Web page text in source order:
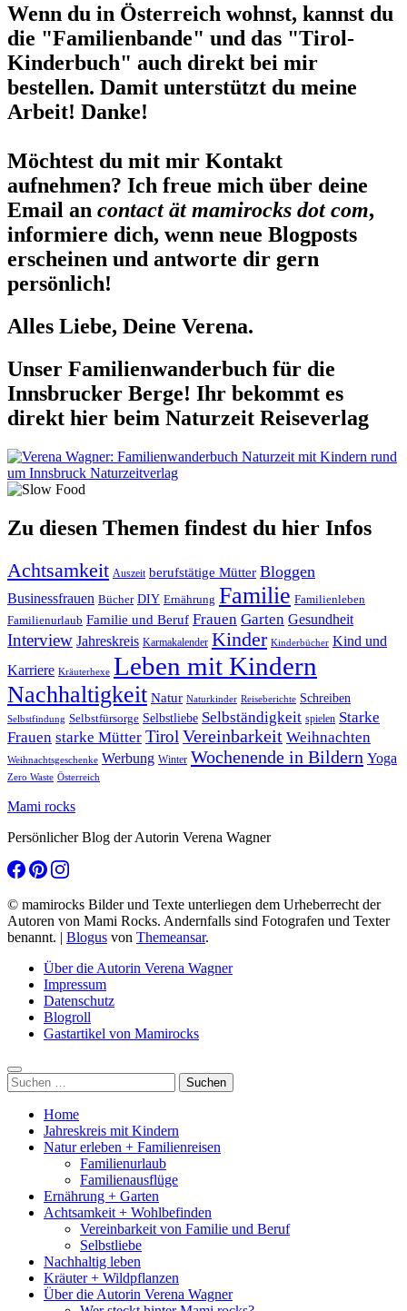
Wenn du in Österreich wohnst, kannst du
die "Familienbande" und das "Tirol-
Kinderbuch" auch direkt bei mir
bestellen. Damit unterstützt du meine
Arbeit! Danke!
Möchtest du mit mir Kontakt
aufnehmen? Ich freue mich über deine
Email an contact ät mamirocks dot com,
informiere dich, wenn neue Blogposts
erscheinen und antworte dir gern
persönlich!
Alles Liebe, Deine Verena.
Unser Familienwanderbuch für die
Innsbrucker Berge! Ihr bekommt es
direkt hier beim Naturzeit Reiseverlag
Zu diesen Themen findest du hier Infos
Achtsamkeit Auszeit berufstätige Mütter Bloggen
Businessfrauen Bücher DIY Ernährung Familie Familienleben
Familienurlaub Familie und Beruf Frauen Garten Gesundheit
Interview Jahreskreis Karmakalender Kinder Kinderbücher Kind und
Karriere Kräuterhexe Leben mit Kindern
Nachhaltigkeit Natur Naturkinder Reiseberichte Schreiben
Selbstfindung Selbstfürsorge Selbstliebe Selbständigkeit spielen Starke
Frauen starke Mütter Tirol Vereinbarkeit Weihnachten
Weihnachtsgeschenke Werbung Winter Wochenende in Bildern Yoga
Zero Waste Österreich
Mami rocks
Persönlicher Blog der Autorin Verena Wagner
© mamirocks Bilder und Texte unterliegen dem Urheberrecht der
Autoren von Mami Rocks. Andernfalls sind Fotografen und Texter
benannt. | Blogus von Themeansar.
Über die Autorin Verena Wagner
Impressum
Datenschutz
Blogroll
Gastartikel von Mamirocks
Suchen
nach:
Home
Jahreskreis mit Kindern
Natur erleben + Familienreisen
Familienurlaub
Familienausflüge
Ernährung + Garten
Achtsamkeit + Wohlbefinden
Vereinbarkeit von Familie und Beruf
Selbstliebe
Nachhaltig leben
Kräuter + Wildpflanzen
Über die Autorin Verena Wagner